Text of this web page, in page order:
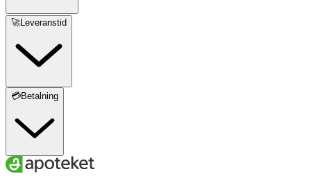
🚀Leveranstid
💳Betalning